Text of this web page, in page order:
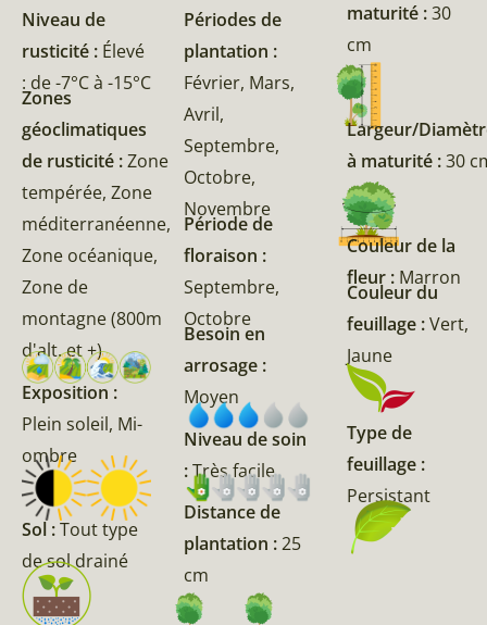
Niveau de
rusticité : Élevé
: de -7°C à -15°C
Zones
géoclimatiques
de rusticité :Zone
tempérée, Zone
méditerranéenne,
Zone océanique,
Zone de
montagne (800m
d'alt. et +)
Exposition :
Plein soleil, Mi-
ombre
Sol :Tout type
de sol drainé
Périodes de
plantation :
Février, Mars,
Avril,
Septembre,
Octobre,
Novembre
Période de
floraison :
Septembre,
Octobre
Besoin en
arrosage :
Moyen
Niveau de soin
:Très facile
Distance de
plantation :25
cm
maturité :30
cm
Largeur/
à maturité :30
Couleur de la
fleur : Marron
Couleur du
feuillage :Vert,
Jaune
Type de
feuillage :
Persistant